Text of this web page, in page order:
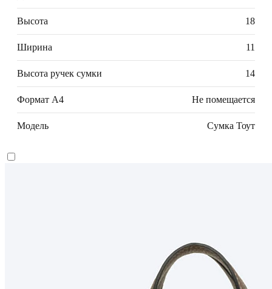
Высота 18
Ширина 11
Высота ручек сумки 14
Формат А4 Не помещается
Модель Сумка Тоут